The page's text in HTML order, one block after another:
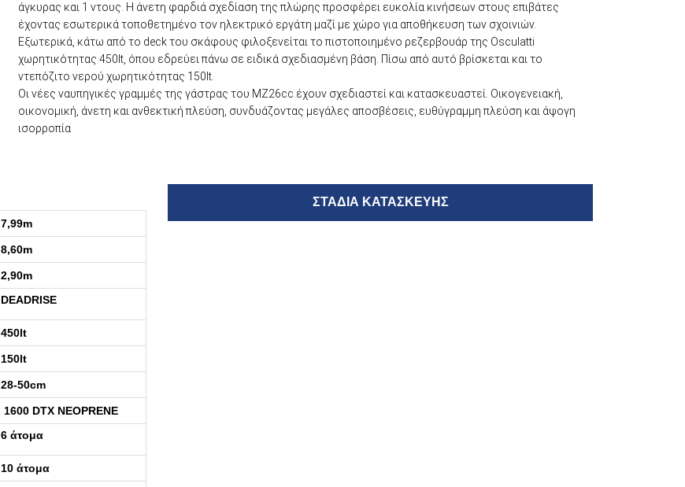
άγκυρας και 1 ντους. Η άνετη φαρδιά σχεδίαση της πλώρης προσφέρει ευκολία κινήσεων στους επιβάτες
έχοντας εσωτερικά τοποθετημένο τον ηλεκτρικό εργάτη μαζί με χώρο για αποθήκευση των σχοινιών.
Εξωτερικά, κάτω από το deck του σκάφους φιλοξενείται το πιστοποιημένο ρεζερβουάρ της Osculatti
χωρητικότητας 450lt, όπου εδρεύει πάνω σε ειδικά σχεδιασμένη βάση. Πίσω από αυτό βρίσκεται και το
ντεπόζιτο νερού χωρητικότητας 150lt.
Oι νέες ναυπηγικές γραμμές της γάστρας του ΜΖ26cc έχουν σχεδιαστεί και κατασκευαστεί. Οικογενειακή,
οικονομική, άνετη και ανθεκτική πλεύση, συνδυάζοντας μεγάλες αποσβέσεις, ευθύγραμμη πλεύση και άψογη
ισορροπία
7,99m
8,60m
2,90m
DEADRISE
450lt
150lt
28-50cm
1600 DTX NEOPRENE
6 άτομα
10 άτομα
ΣΤΆΔΙΑ ΚΑΤΑΣΚΕΥΉΣ